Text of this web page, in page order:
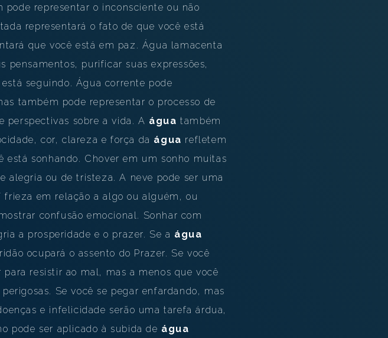
representar o inconsciente ou não
representará o fato de que você está
que você está em paz. Água lamacenta
pensamentos, purificar suas expressões,
seguindo. Água corrente pode
também pode representar o processo de
perspectivas sobre a vida. A água também
cor, clareza e força da água refletem
está sonhando. Chover em um sonho muitas
alegria ou de tristeza. A neve pode ser uma
em relação a algo ou alguém, ou
confusão emocional. Sonhar com
a prosperidade e o prazer. Se a água
ocupará o assento do Prazer. Se você
resistir ao mal, mas a menos que você
Se você se pegar enfardando, mas
e infelicidade serão uma tarefa árdua,
pode ser aplicado à subida de água